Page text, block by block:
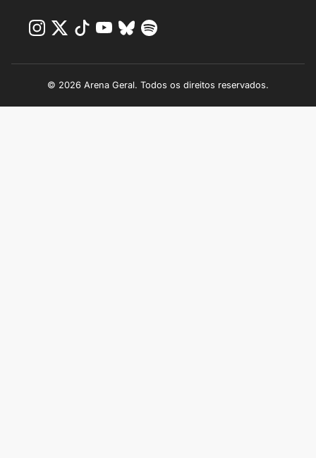
© 2026 Arena Geral. Todos os direitos reservados.